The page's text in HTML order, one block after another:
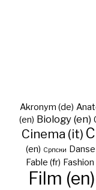
Akronym (de)
(en) Biology (en)
Cinema (it)
(en) Cрпски
Fable (fr) Fashion
Film (en)